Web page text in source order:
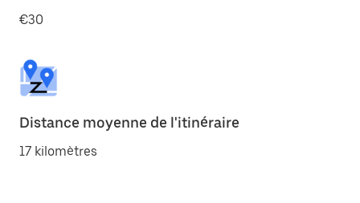
€30
Distance moyenne de l'itinéraire
17 kilomètres